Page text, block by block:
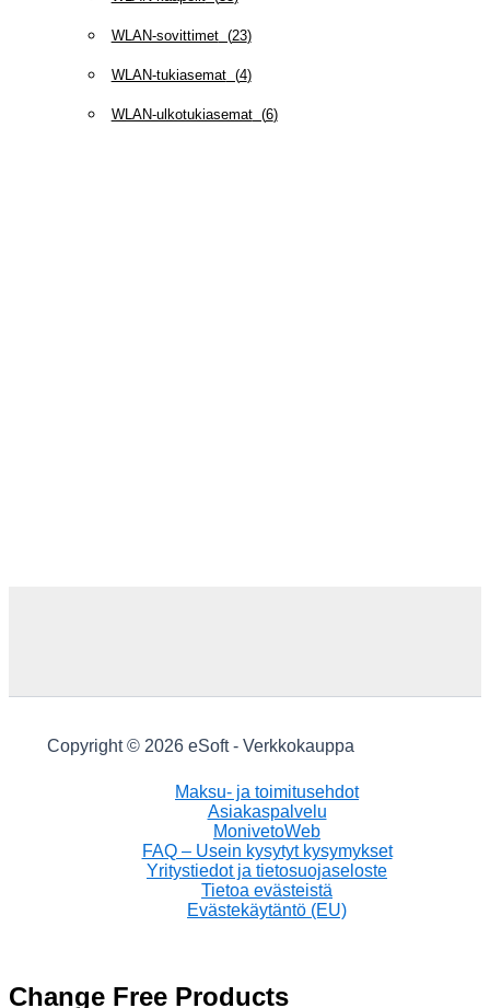
WLAN-sovittimet(23)
WLAN-tukiasemat(4)
WLAN-ulkotukiasemat(6)
Copyright © 2026 eSoft - Verkkokauppa
Maksu- ja toimitusehdot
Asiakaspalvelu
MonivetoWeb
FAQ – Usein kysytyt kysymykset
Yritystiedot ja tietosuojaseloste
Tietoa evästeistä
Evästekäytäntö (EU)
Change Free Products